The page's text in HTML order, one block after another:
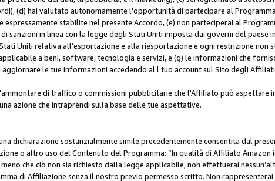
(d) hai valutato autonomamente l'opportunità di partecipare al
stabilite nel presente Accordo, (e) non parteciperai al
in linea con la legge degli Stati Uniti imposta dai governi del paese
Uniti relativa all'esportazione e alla riesportazione e ogni restrizione non
a beni, software, tecnologia e servizi, e (g) le informazioni che
le tue informazioni accedendo al l tuo account sul Sito degli
di traffico o commissioni pubblicitarie che l'Affiliato può aspettare
azione che intraprendi sulla base delle tue aspettative.
dichiarazione sostanzialmente simile precedentemente consentita dal
o altro uso del Contenuto del Programma: “In qualità di Affiliato Amazon
che ciò non sia richiesto dalla legge applicabile, non effettuerai
di Affiliazione senza il nostro previo permesso scritto. Non